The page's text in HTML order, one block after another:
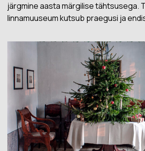
järgmine aasta märgilise tähtsusega.
linnamuuseum kutsub praegusi ja